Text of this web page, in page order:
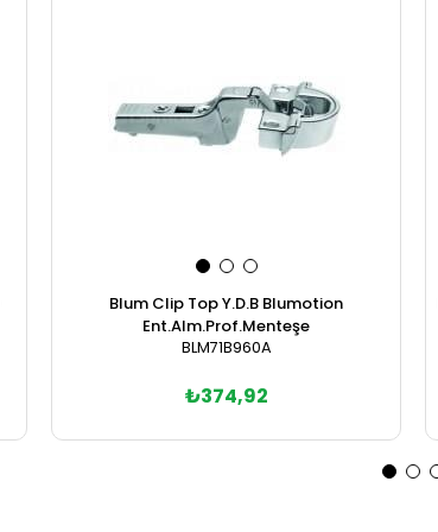
Blum Clip Top Y.D.B Blumotion
Ent.Alm.Prof.Menteşe
BLM71B960A
₺374,92